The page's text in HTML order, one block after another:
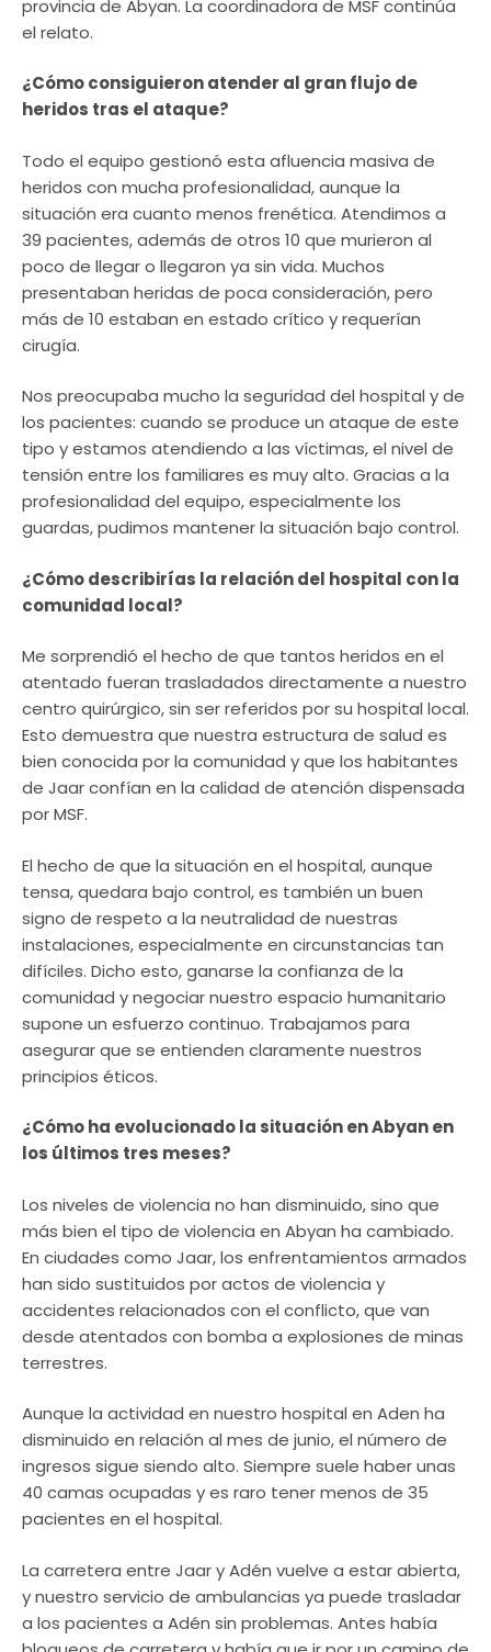
provincia de Abyan. La coordinadora de MSF continúa
el relato.
¿Cómo consiguieron atender al gran flujo de
heridos tras el ataque?
Todo el equipo gestionó esta afluencia masiva de
heridos con mucha profesionalidad, aunque la
situación era cuanto menos frenética. Atendimos a
39 pacientes, además de otros 10 que murieron al
poco de llegar o llegaron ya sin vida. Muchos
presentaban heridas de poca consideración, pero
más de 10 estaban en estado crítico y requerían
cirugía.
Nos preocupaba mucho la seguridad del hospital y de
los pacientes: cuando se produce un ataque de este
tipo y estamos atendiendo a las víctimas, el nivel de
tensión entre los familiares es muy alto. Gracias a la
profesionalidad del equipo, especialmente los
guardas, pudimos mantener la situación bajo control.
¿Cómo describirías la relación del hospital con la
comunidad local?
Me sorprendió el hecho de que tantos heridos en el
atentado fueran trasladados directamente a nuestro
centro quirúrgico, sin ser referidos por su hospital local.
Esto demuestra que nuestra estructura de salud es
bien conocida por la comunidad y que los habitantes
de Jaar confían en la calidad de atención dispensada
por MSF.
El hecho de que la situación en el hospital, aunque
tensa, quedara bajo control, es también un buen
signo de respeto a la neutralidad de nuestras
instalaciones, especialmente en circunstancias tan
difíciles. Dicho esto, ganarse la confianza de la
comunidad y negociar nuestro espacio humanitario
supone un esfuerzo continuo. Trabajamos para
asegurar que se entienden claramente nuestros
principios éticos.
¿Cómo ha evolucionado la situación en Abyan en
los últimos tres meses?
Los niveles de violencia no han disminuido, sino que
más bien el tipo de violencia en Abyan ha cambiado.
En ciudades como Jaar, los enfrentamientos armados
han sido sustituidos por actos de violencia y
accidentes relacionados con el conflicto, que van
desde atentados con bomba a explosiones de minas
terrestres.
Aunque la actividad en nuestro hospital en Aden ha
disminuido en relación al mes de junio, el número de
ingresos sigue siendo alto. Siempre suele haber unas
40 camas ocupadas y es raro tener menos de 35
pacientes en el hospital.
La carretera entre Jaar y Adén vuelve a estar abierta,
y nuestro servicio de ambulancias ya puede trasladar
a los pacientes a Adén sin problemas. Antes había